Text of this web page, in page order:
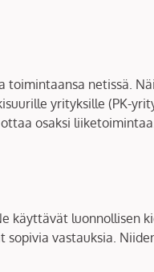
netissä.
yrityksille (PK-
osaksi
käyttävät luonnollisen
vastauksia.